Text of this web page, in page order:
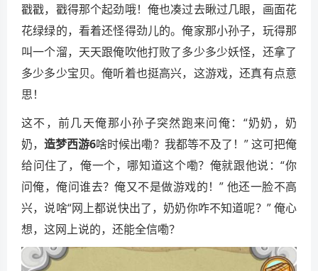
戳戳，戳得那个起劲哦！俺也凑过去瞅过几眼，画面花
花绿绿的，看着还怪得劲儿的。俺家那小孙子，玩得那
叫一个溜，天天跟俺吹他打败了多少多少妖怪，还拿了
多少多少宝贝。俺听着也挺高兴，这游戏，还真有点意
思！
这不，前几天俺那小孙子突然跑来问俺：“奶奶，奶
奶，造梦西游6啥时候出嘞？我都等不及了！” 这可把俺
给问住了，俺一个，哪知道这个嘞？俺就跟他说：“你
问俺，俺问谁去？俺又不是做游戏的！” 他还一脸不高
兴，说啥“网上都说快出了，奶奶你咋不知道呢？” 俺心
想，这网上说的，还能全信嘞？